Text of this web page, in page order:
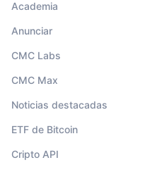
Academia
Anunciar
CMC Labs
CMC Max
Noticias destacadas
ETF de Bitcoin
Cripto API